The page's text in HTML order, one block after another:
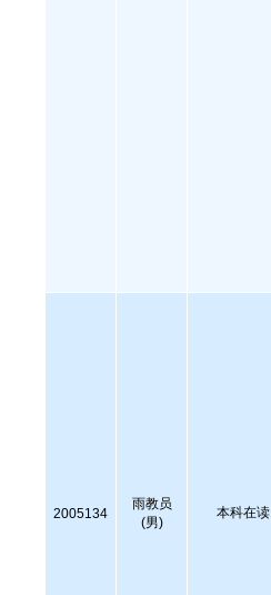
2005134
雨教员
(男)
本科在读